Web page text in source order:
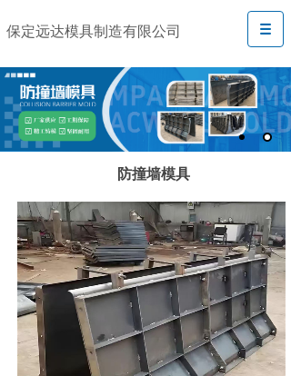
保定远达模具制造有限公司
防撞墙模具